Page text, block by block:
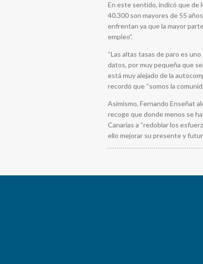
En este sentido, indicó que de
40.300 son mayores de 55
enfrentan ya que la mayor
empleo”.
“Las altas tasas de paro es
datos, por muy pequeña que
está muy alejado de la
recordó que “somos la
Asimismo, Fernando Enseñat
recoge que donde menos se
Canarias a “redoblar los
ello mejorar su presente y